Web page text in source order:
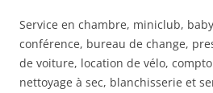
Service en chambre, miniclub,
conférence, bureau de change,
de voiture, location de vélo,
nettoyage à sec, blanchisserie et